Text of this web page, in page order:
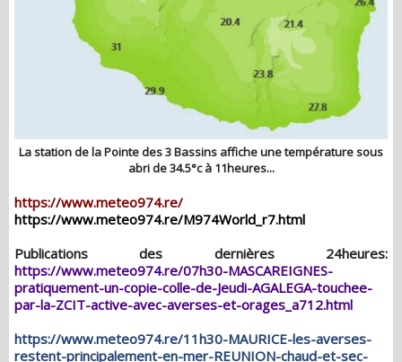
La station de la Pointe des 3 Bassins affiche une température sous
abri de 34.5°c à 11heures...
https://www.meteo974.re/
https://www.meteo974.re/M974World_r7.html
Publications des dernières 24heures:
https://www.meteo974.re/07h30-MASCAREIGNES-
pratiquement-un-copie-colle-de-Jeudi-AGALEGA-touchee-
par-la-ZCIT-active-avec-averses-et-orages_a712.html
https://www.meteo974.re/11h30-MAURICE-les-averses-
restent-principalement-en-mer-REUNION-chaud-et-sec-